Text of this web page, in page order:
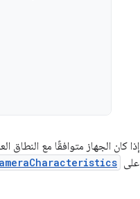
إذا كان الجهاز متوافقًا مع النطاق
على